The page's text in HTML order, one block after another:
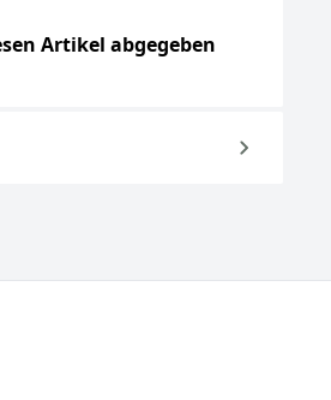
Artikel abgegeben